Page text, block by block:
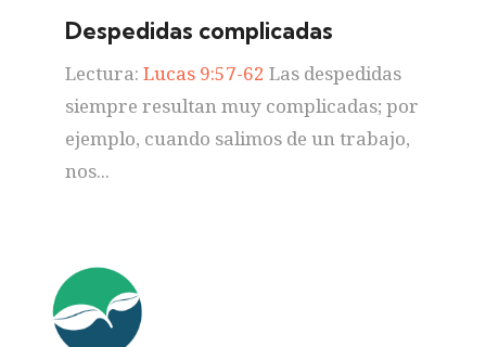
Despedidas complicadas
Lectura: Lucas 9:57-62 Las despedidas
siempre resultan muy complicadas; por
ejemplo, cuando salimos de un trabajo,
nos...